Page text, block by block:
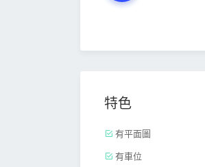
特色
有平面圖
有車位